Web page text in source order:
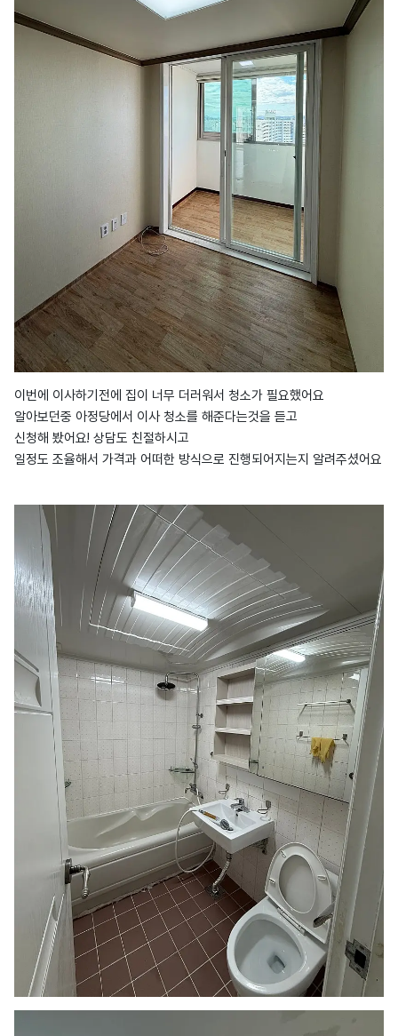
이번에 이사하기전에 집이 너무 더러워서 청소가 필요했어요
알아보던중 아정당에서 이사 청소를 해준다는것을 듣고
신청해 봤어요! 상담도 친절하시고
일정도 조율해서 가격과 어떠한 방식으로 진행되어지는지 알려주셨어요